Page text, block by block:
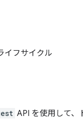
イフサイクル
API を使用して、